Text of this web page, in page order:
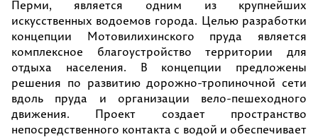
Перми, является одним из крупнейших
искусственных водоемов города. Целью разработки
концепции Мотовилихинского пруда является
комплексное благоустройство территории для
отдыха населения. В концепции предложены
решения по развитию дорожно-тропиночной сети
вдоль пруда и организации вело-пешеходного
движения. Проект создает пространство
непосредственного контакта с водой и обеспечивает